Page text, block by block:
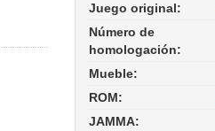
Juego original:
Número de
homologación:
Mueble:
ROM:
JAMMA: